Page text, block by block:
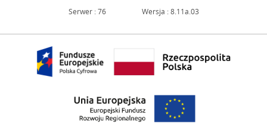
Serwer : 76 Wersja : 8.11a.03